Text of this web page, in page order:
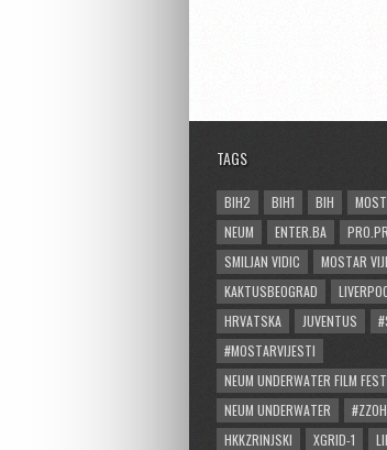
TAGS
BIH2 BIH1 BIH
NEUM
ENTER.BA PRO.PR
SMILJAN VIDIC
MOSTAR
KAKTUSBEOGRAD
HRVATSKA
JUVENTUS
#MOSTARVIJESTI
NEUM UNDERWATER FILM
NEUM UNDERWATER
HKKZRINJSKI
XGRID-1